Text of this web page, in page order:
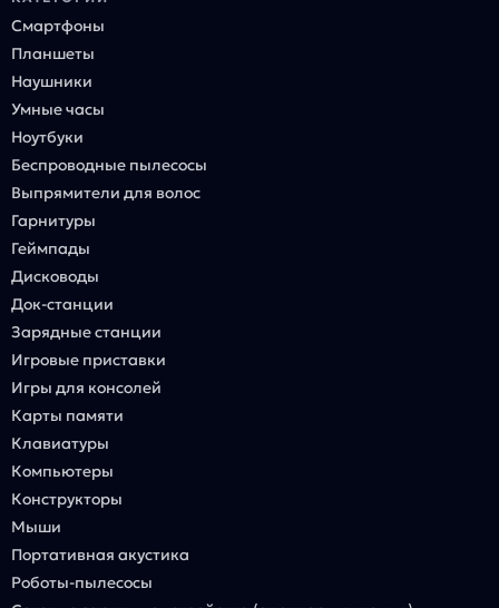
Смартфоны
Планшеты
Наушники
Умные часы
Ноутбуки
Беспроводные пылесосы
Выпрямители для волос
Гарнитуры
Геймпады
Дисководы
Док-станции
Зарядные станции
Игровые приставки
Игры для консолей
Карты памяти
Клавиатуры
Компьютеры
Конструкторы
Мыши
Портативная акустика
Роботы-пылесосы